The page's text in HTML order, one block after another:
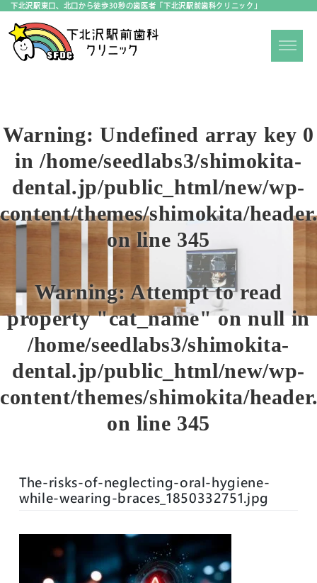
下北沢駅東口、北口から徒歩30秒の歯医者「下北沢駅前歯科クリニック」
Warning: Undefined array key 0
in/home/seedlabs3/shimokita-
dental.jp/public_html/new/wp-
content/themes/shimokita/
on line 345
Warning: Attempt to read
property "cat_name" on null in
/home/seedlabs3/shimokita-
dental.jp/public_html/new/wp-
content/themes/shimokita/
on line 345
The-risks-of-neglecting-oral-hygiene-
while-wearing-braces_1850332751.jpg